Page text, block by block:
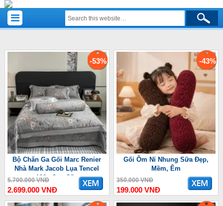
-53%
Bộ Chăn Ga Gối Marc Renier
Nhà Mark Jacob Lụa Tencel
100s Cao Cấp
5.700.000 VNĐ
2.699.000 VNĐ
-43%
Gối Ôm Nỉ Nhung Sữa Đẹp,
Mềm, Êm
350.000 VNĐ
199.000 VNĐ